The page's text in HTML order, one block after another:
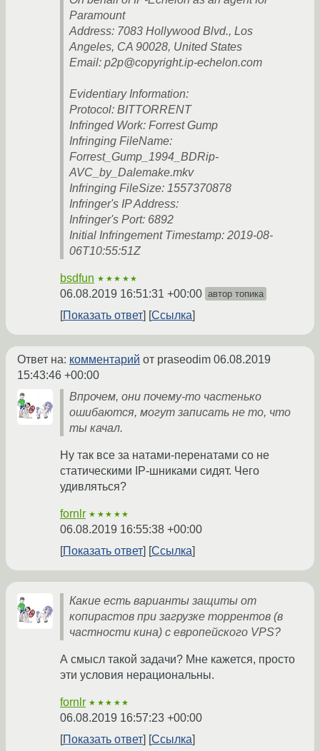
Paramount
Address: 7083 Hollywood Blvd., Los
Angeles, CA 90028, United States
Email: p2p@copyright.ip-echelon.com
Evidentiary Information:
Protocol: BITTORRENT
Infringed Work: Forrest Gump
Infringing FileName:
Forrest_Gump_1994_BDRip-
AVC_by_Dalemake.mkv
Infringing FileSize: 1557370878
Infringer's IP Address:
Infringer's Port: 6892
Initial Infringement Timestamp: 2019-08-
06T10:55:51Z
bsdfun ★★★★★
06.08.2019 16:51:31 +00:00 автор топика
Показать ответ Ссылка
Ответ на: комментарий от praseodim 06.08.2019
15:43:46 +00:00
Впрочем, они почему-то частенько
ошибаются, могут записать не то, что
ты качал.
Ну так все за натами-перенатами со не
статическими IP-шниками сидят. Чего
удивляться?
fornlr ★★★★★
06.08.2019 16:55:38 +00:00
Показать ответ
Ссылка
Какие есть варианты защиты от
копирастов при загрузке торрентов (в
частности кина) с европейского VPS?
А смысл такой задачи? Мне кажется, просто
эти условия нерациональны.
fornlr ★★★★★
06.08.2019 16:57:23 +00:00
Показать ответ
Ссылка